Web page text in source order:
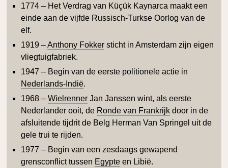
1774 – Het Verdrag van Küçük Kaynarca maakt een
einde aan de vijfde Russisch-Turkse Oorlog van de
elf.
1919 –Anthony Fokker sticht in Amsterdam zijn eigen
vliegtuigfabriek.
1947 – Begin van de eerste politionele actie in
Nederlands-Indië.
1968 –Wielrenner Jan Janssen wint, als eerste
Nederlander ooit, de Ronde van Frankrijk door in de
afsluitende tijdrit de Belg Herman Van Springel uit de
gele trui te rijden.
1977 – Begin van een zesdaags gewapend
grensconflict tussen Egypte en Libië.